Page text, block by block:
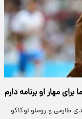
مهار او برنامه دارم
طارمی و روملو لوکاکو